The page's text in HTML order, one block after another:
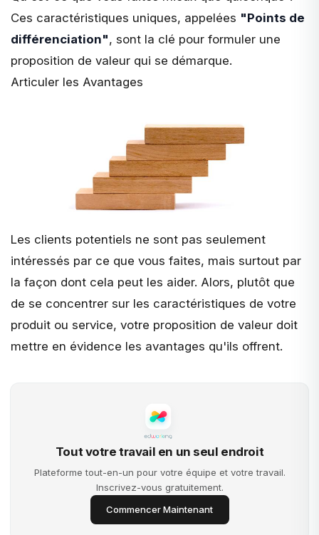
Ces caractéristiques uniques, appelées "Points de
différenciation", sont la clé pour formuler une
proposition de valeur qui se démarque.
Articuler les Avantages
Les clients potentiels ne sont pas seulement
intéressés par ce que vous faites, mais surtout par
la façon dont cela peut les aider. Alors, plutôt que
de se concentrer sur les caractéristiques de votre
produit ou service, votre proposition de valeur doit
mettre en évidence les avantages qu'ils offrent.
Tout votre travail en un seul endroit
Plateforme tout-en-un pour votre équipe et votre travail.
Inscrivez-vous gratuitement.
Commencer Maintenant